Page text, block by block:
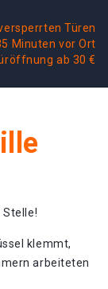
Türen
Minuten vor Ort
ab 30 €
Stelle!
klemmt,
arbeiteten